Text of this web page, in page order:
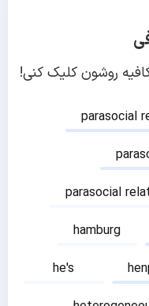
روشون کلیک کنی!
parasocial
parasocial
hamburg
he's